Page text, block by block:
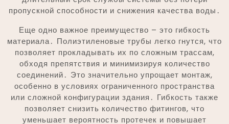
пропускной способности и снижения качества воды․
Еще одно важное преимущество – это гибкость
материала․ Полиэтиленовые трубы легко гнутся, что
позволяет прокладывать их по сложным трассам,
обходя препятствия и минимизируя количество
соединений․ Это значительно упрощает монтаж,
особенно в условиях ограниченного пространства
или сложной конфигурации здания․ Гибкость также
позволяет снизить количество фитингов, что
уменьшает вероятность протечек и повышает